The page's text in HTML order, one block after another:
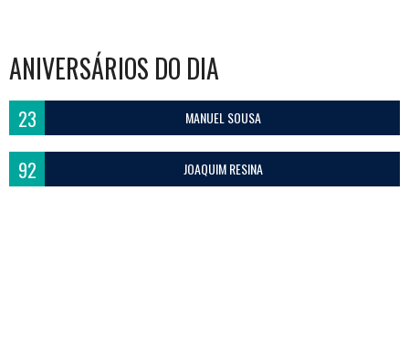
ANIVERSÁRIOS DO DIA
23 MANUEL SOUSA
92 JOAQUIM RESINA